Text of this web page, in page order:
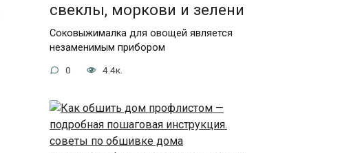
свеклы, моркови и зелени
Соковыжималка для овощей является
незаменимым прибором
0 4.4к.